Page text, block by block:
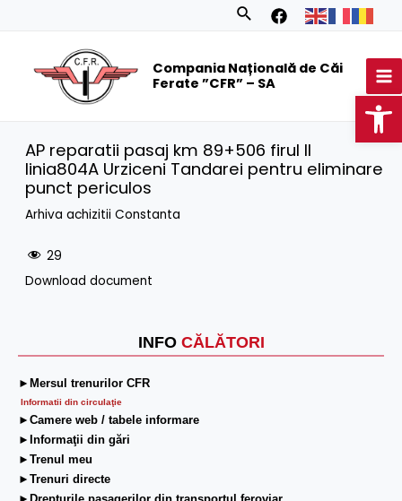
Search
Compania Națională de Căi
Ferate ”CFR” – SA
INFO CĂLĂTORI
►Mersul trenurilor CFR
Informatii din circulaţie
►Camere web / tabele informare
►Informaţii din gări
►Trenul meu
►Trenuri directe
AP reparatii pasaj km 89+506 firul II
linia804A Urziceni Tandarei pentru eliminare
punct periculos
Arhiva achizitii Constanta
29
Download document